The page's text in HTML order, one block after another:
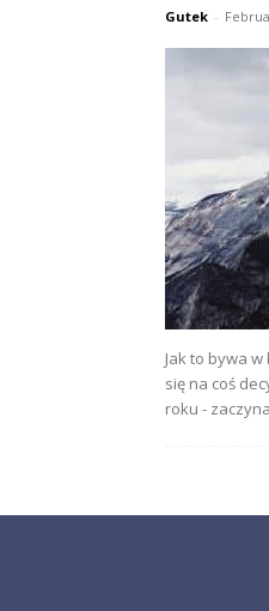
Gutek -
Jak to bywa
się na coś
roku -